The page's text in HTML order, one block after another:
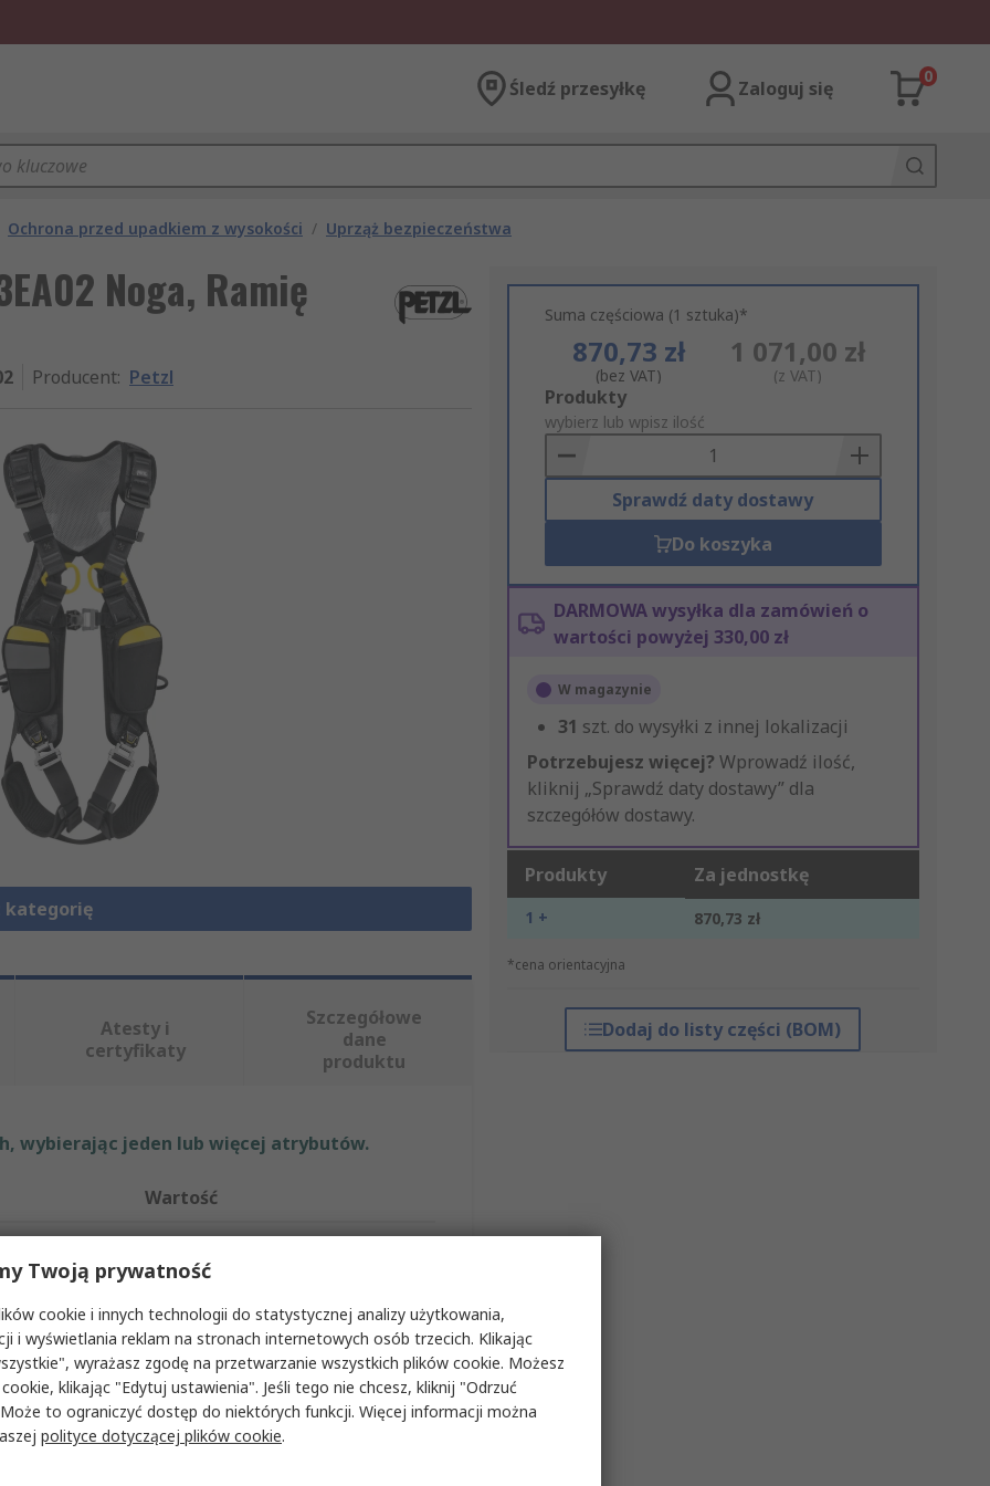
Śledź przesyłkę Zaloguj się
0
Ochrona przed upadkiem z wysokości / Uprząż bezpieczeństwa
Noga, Ramię
Producent: Petzl
kategorię
Suma częściowa (1 sztuka)*
870,73 zł
(bez VAT)
1 071,00 zł
(z VAT)
Add
to
Basket
Produkty
wybierz lub wpisz ilość
Sprawdź daty dostawy
Do koszyka
DARMOWA wysyłka dla zamówień o
wartości powyżej 330,00 zł
W magazynie
31 szt. do wysyłki z innej lokalizacji
Potrzebujesz więcej? Wprowadź ilość,
kliknij „Sprawdź daty dostawy” dla
szczegółów dostawy.
Produkty Za jednostkę
1 + 870,73 zł
*cena orientacyjna
Dodaj do listy części (BOM)
Atesty i
certyfikaty
Szczegółowe
dane
produktu
wybierając jeden lub więcej atrybutów.
Wartość
Uprząż bezpieczeństwa
100kg
Twoją prywatność
cookie i innych technologii do statystycznej analizy użytkowania,
i wyświetlania reklam na stronach internetowych osób trzecich. Klikając
wyrażasz zgodę na przetwarzanie wszystkich plików cookie. Możesz
klikając "Edytuj ustawienia". Jeśli tego nie chcesz, kliknij "Odrzuć
to ograniczyć dostęp do niektórych funkcji. Więcej informacji można
polityce dotyczącej plików cookie.